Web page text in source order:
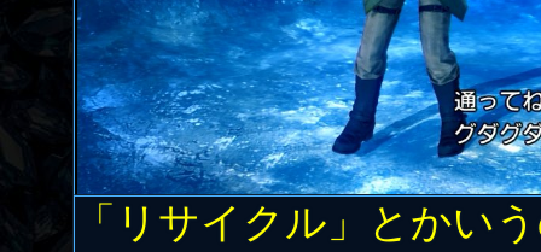
「リサイクル」とかい